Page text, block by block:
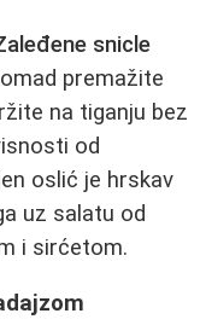
snicle
premažite
na tiganju bez
od
oslić je hrskav
uz salatu od
i sirćetom.